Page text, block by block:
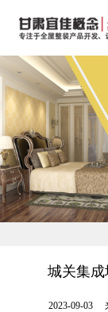
城关集
2023-09-03